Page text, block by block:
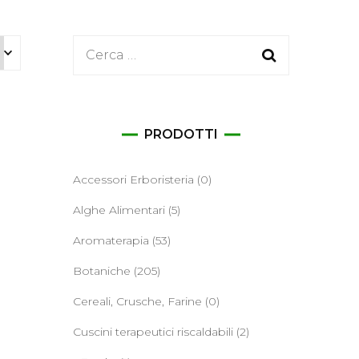
Ricerca
PRODOTTI
Accessori Erboristeria (0)
Alghe Alimentari (5)
Aromaterapia (53)
Botaniche (205)
Cereali, Crusche, Farine (0)
Cuscini terapeutici riscaldabili (2)